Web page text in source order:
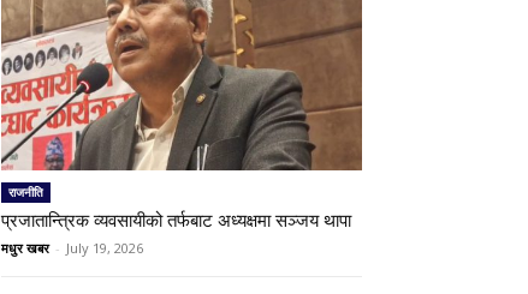
राजनीति
प्रजातान्त्रिक व्यवसायीको तर्फबाट अध्यक्षमा सञ्जय थापा
मधुर खबर - July 19, 2026